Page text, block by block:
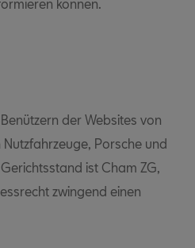
können.
der Websites von
Nutzfahrzeuge, Porsche und
ist Cham ZG,
zwingend einen